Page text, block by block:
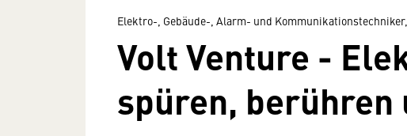
Elektro-, Gebäude-, Alarm- und
Volt Venture -
spüren, berühren